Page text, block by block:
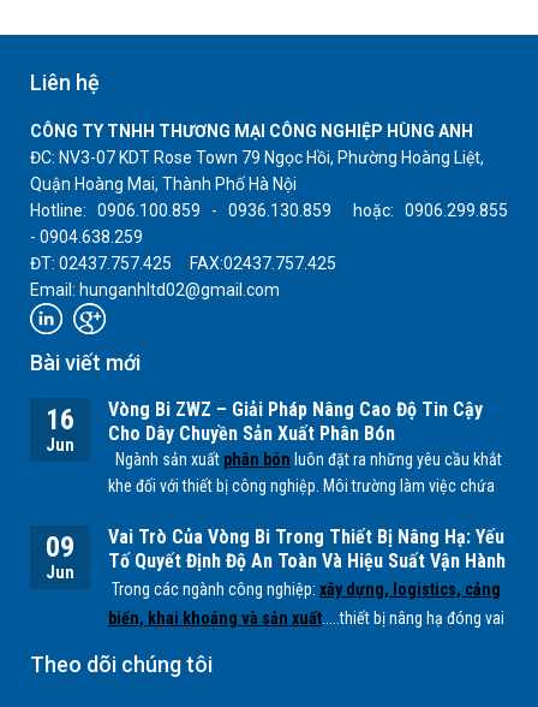
Liên hệ
CÔNG TY TNHH THƯƠNG MẠI CÔNG NGHIỆP HÙNG ANH
ĐC: NV3-07 KDT Rose Town 79 Ngọc Hồi, Phường Hoàng Liệt,
Quận Hoàng Mai, Thành Phố Hà Nội
Hotline: 0906.100.859 - 0936.130.859 hoặc: 0906.299.855
- 0904.638.259
ĐT: 02437.757.425 FAX:02437.757.425
Email: hunganhltd02@gmail.com
Bài viết mới
16
Jun
Vòng Bi ZWZ – Giải Pháp Nâng Cao Độ Tin Cậy
Cho Dây Chuyền Sản Xuất Phân Bón
Ngành sản xuất phân bón luôn đặt ra những yêu cầu khắt
khe đối với thiết bị công nghiệp. Môi trường làm việc chứa
quá trình sản xuấtNPK, lân, đạm
... có thể ảnh hưởng trực
tiếp đến tuổi thọ của các bộ phận cơ khí, đặc biệt làvòng
bi.
09
Jun
Vai Trò Của Vòng Bi Trong Thiết Bị Nâng Hạ: Yếu
Tố Quyết Định Độ An Toàn Và Hiệu Suất Vận Hành
Trong các ngành công nghiệp: xây dựng, logistics, cảng
biển, khai khoáng và sản xuất .....thiết bị nâng hạ đóng vai
tải trọng lớn. Để các hệ thống này hoạt động ổn định, an
Theo dõi chúng tôi